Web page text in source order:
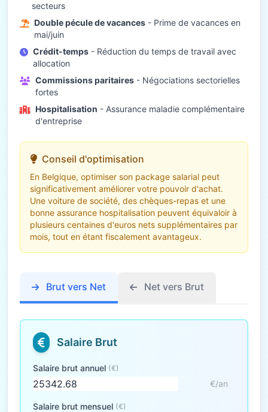
secteurs
Double pécule de vacances - Prime de vacances en
mai/juin
Crédit-temps - Réduction du temps de travail avec
allocation
Commissions paritaires - Négociations sectorielles
fortes
Hospitalisation - Assurance maladie complémentaire
d'entreprise
Conseil d'optimisation
En Belgique, optimiser son package salarial peut
significativement améliorer votre pouvoir d'achat.
Une voiture de société, des chèques-repas et une
bonne assurance hospitalisation peuvent équivaloir à
plusieurs centaines d'euros nets supplémentaires par
mois, tout en étant fiscalement avantageux.
Brut vers Net Net vers Brut
Salaire Brut
Salaire brut annuel (€)
€/an
Salaire brut mensuel (€)